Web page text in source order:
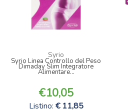
Syrio
Syrio Linea Controllo del Peso
Dimaday Slim Integratore
Alimentare...
10,05
Listino: 11,85